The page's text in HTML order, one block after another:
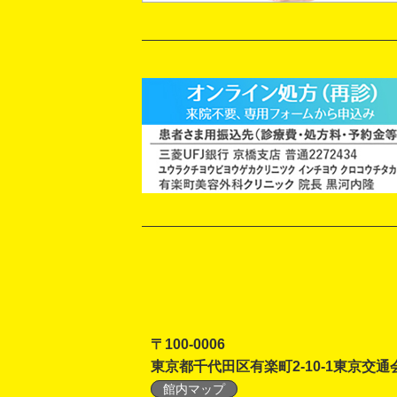
〒100-0006
東京都千代田区有楽町2-10-1東京交通
館内マップ